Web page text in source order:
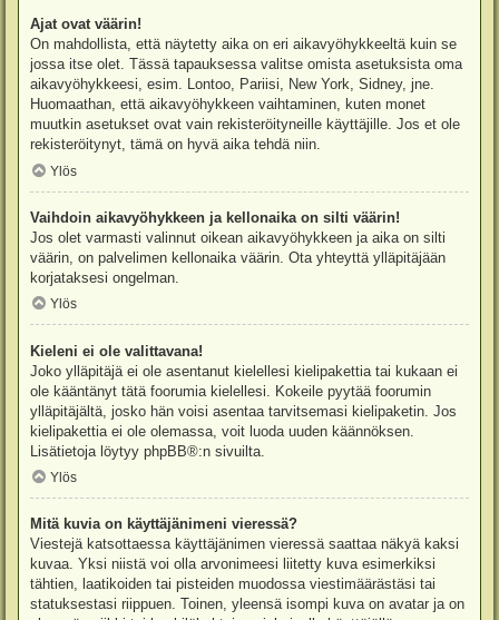
Ajat ovat väärin!
On mahdollista, että näytetty aika on eri aikavyöhykkeeltä kuin se
jossa itse olet. Tässä tapauksessa valitse omista asetuksista oma
aikavyöhykkeesi, esim. Lontoo, Pariisi, New York, Sidney, jne.
Huomaathan, että aikavyöhykkeen vaihtaminen, kuten monet
muutkin asetukset ovat vain rekisteröityneille käyttäjille. Jos et ole
rekisteröitynyt, tämä on hyvä aika tehdä niin.
Ylös
Vaihdoin aikavyöhykkeen ja kellonaika on silti väärin!
Jos olet varmasti valinnut oikean aikavyöhykkeen ja aika on silti
väärin, on palvelimen kellonaika väärin. Ota yhteyttä ylläpitäjään
korjataksesi ongelman.
Ylös
Kieleni ei ole valittavana!
Joko ylläpitäjä ei ole asentanut kielellesi kielipakettia tai kukaan ei
ole kääntänyt tätä foorumia kielellesi. Kokeile pyytää foorumin
ylläpitäjältä, josko hän voisi asentaa tarvitsemasi kielipaketin. Jos
kielipakettia ei ole olemassa, voit luoda uuden käännöksen.
Lisätietoja löytyy phpBB®:n sivuilta.
Ylös
Mitä kuvia on käyttäjänimeni vieressä?
Viestejä katsottaessa käyttäjänimen vieressä saattaa näkyä kaksi
kuvaa. Yksi niistä voi olla arvonimeesi liitetty kuva esimerkiksi
tähtien, laatikoiden tai pisteiden muodossa viestimäärästäsi tai
statuksestasi riippuen. Toinen, yleensä isompi kuva on avatar ja on